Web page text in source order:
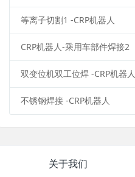
等离子切割1 -CRP机器人
CRP机器人-乘用车部件焊接2
双变位机双工位焊 -CRP机器人
不锈钢焊接 -CRP机器人
关于我们